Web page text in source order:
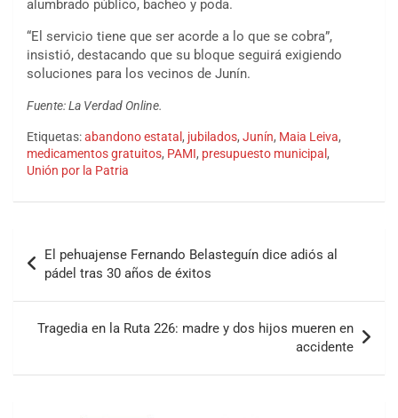
alumbrado público, bacheo y poda.
“El servicio tiene que ser acorde a lo que se cobra”,
insistió, destacando que su bloque seguirá exigiendo
soluciones para los vecinos de Junín.
Fuente: La Verdad Online.
Etiquetas:abandono estatal, jubilados, Junín, Maia Leiva,
medicamentos gratuitos, PAMI, presupuesto municipal,
Unión por la Patria
El pehuajense Fernando Belasteguín dice adiós al
pádel tras 30 años de éxitos
Tragedia en la Ruta 226: madre y dos hijos mueren en
accidente